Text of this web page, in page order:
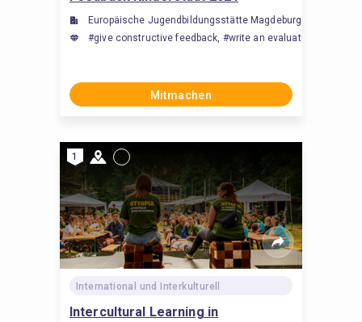
Europäische Jugendbildungsstätte Magdeburg (EJBM)
#give constructive feedback, #write an evaluation reports
Mitmachen
1
International und Interkulturell
Intercultural Learning in